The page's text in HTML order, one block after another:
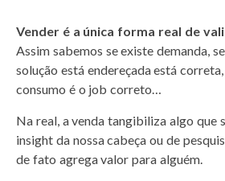
Vender é a única forma real de
Assim sabemos se existe demanda,
solução está endereçada está
consumo é o job correto…
Na real, a venda tangibiliza algo que
insight da nossa cabeça ou de
de fato agrega valor para alguém.